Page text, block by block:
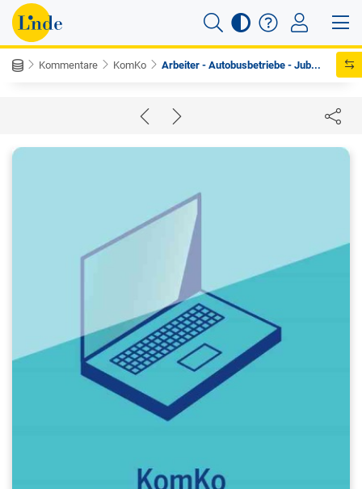
Kommentare KomKo Arbeiter - Autobusbetriebe - Jub...